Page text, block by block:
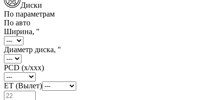
Диски
По параметрам
По авто
Ширина, "
Диаметр диска, "
PCD (x/xxx)
ET (Вылет)